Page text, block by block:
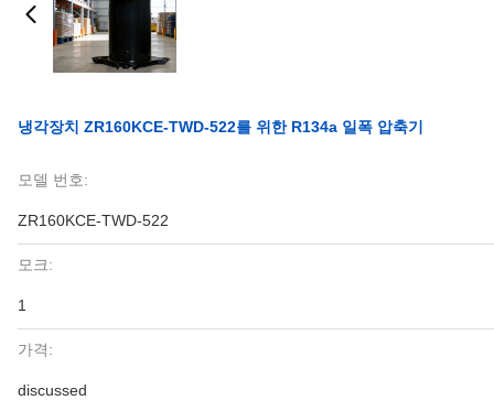
냉각장치 ZR160KCE-TWD-522를 위한 R134a 일폭 압축기
모델 번호:
ZR160KCE-TWD-522
모크:
1
가격:
discussed